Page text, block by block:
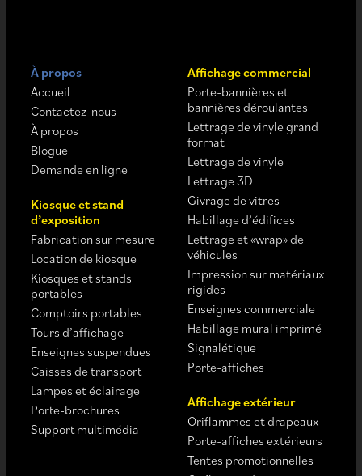
À propos
Accueil
Contactez-nous
À propos
Blogue
Demande en ligne
Kiosque et stand
d’exposition
Fabrication sur mesure
Location de kiosque
Kiosques et stands
portables
Comptoirs portables
Tours d’affichage
Enseignes suspendues
Caisses de transport
Lampes et éclairage
Porte-brochures
Support multimédia
Affichage commercial
Porte-bannières et
bannières déroulantes
Lettrage de vinyle grand
format
Lettrage de vinyle
Lettrage 3D
Givrage de vitres
Habillage d’édifices
Lettrage et «wrap» de
véhicules
Impression sur matériaux
rigides
Enseignes commerciale
Habillage mural imprimé
Signalétique
Porte-affiches
Affichage extérieur
Oriflammes et drapeaux
Porte-affiches extérieurs
Tentes promotionnelles